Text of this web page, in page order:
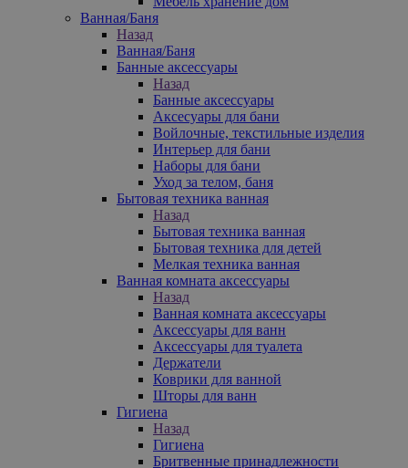
Ванная/Баня
Назад
Ванная/Баня
Банные аксессуары
Назад
Банные аксессуары
Аксесуары для бани
Войлочные, текстильные изделия
Интерьер для бани
Наборы для бани
Уход за телом, баня
Бытовая техника ванная
Назад
Бытовая техника ванная
Бытовая техника для детей
Мелкая техника ванная
Ванная комната аксессуары
Назад
Ванная комната аксессуары
Аксессуары для ванн
Аксессуары для туалета
Держатели
Коврики для ванной
Шторы для ванн
Гигиена
Назад
Гигиена
Бритвенные принадлежности